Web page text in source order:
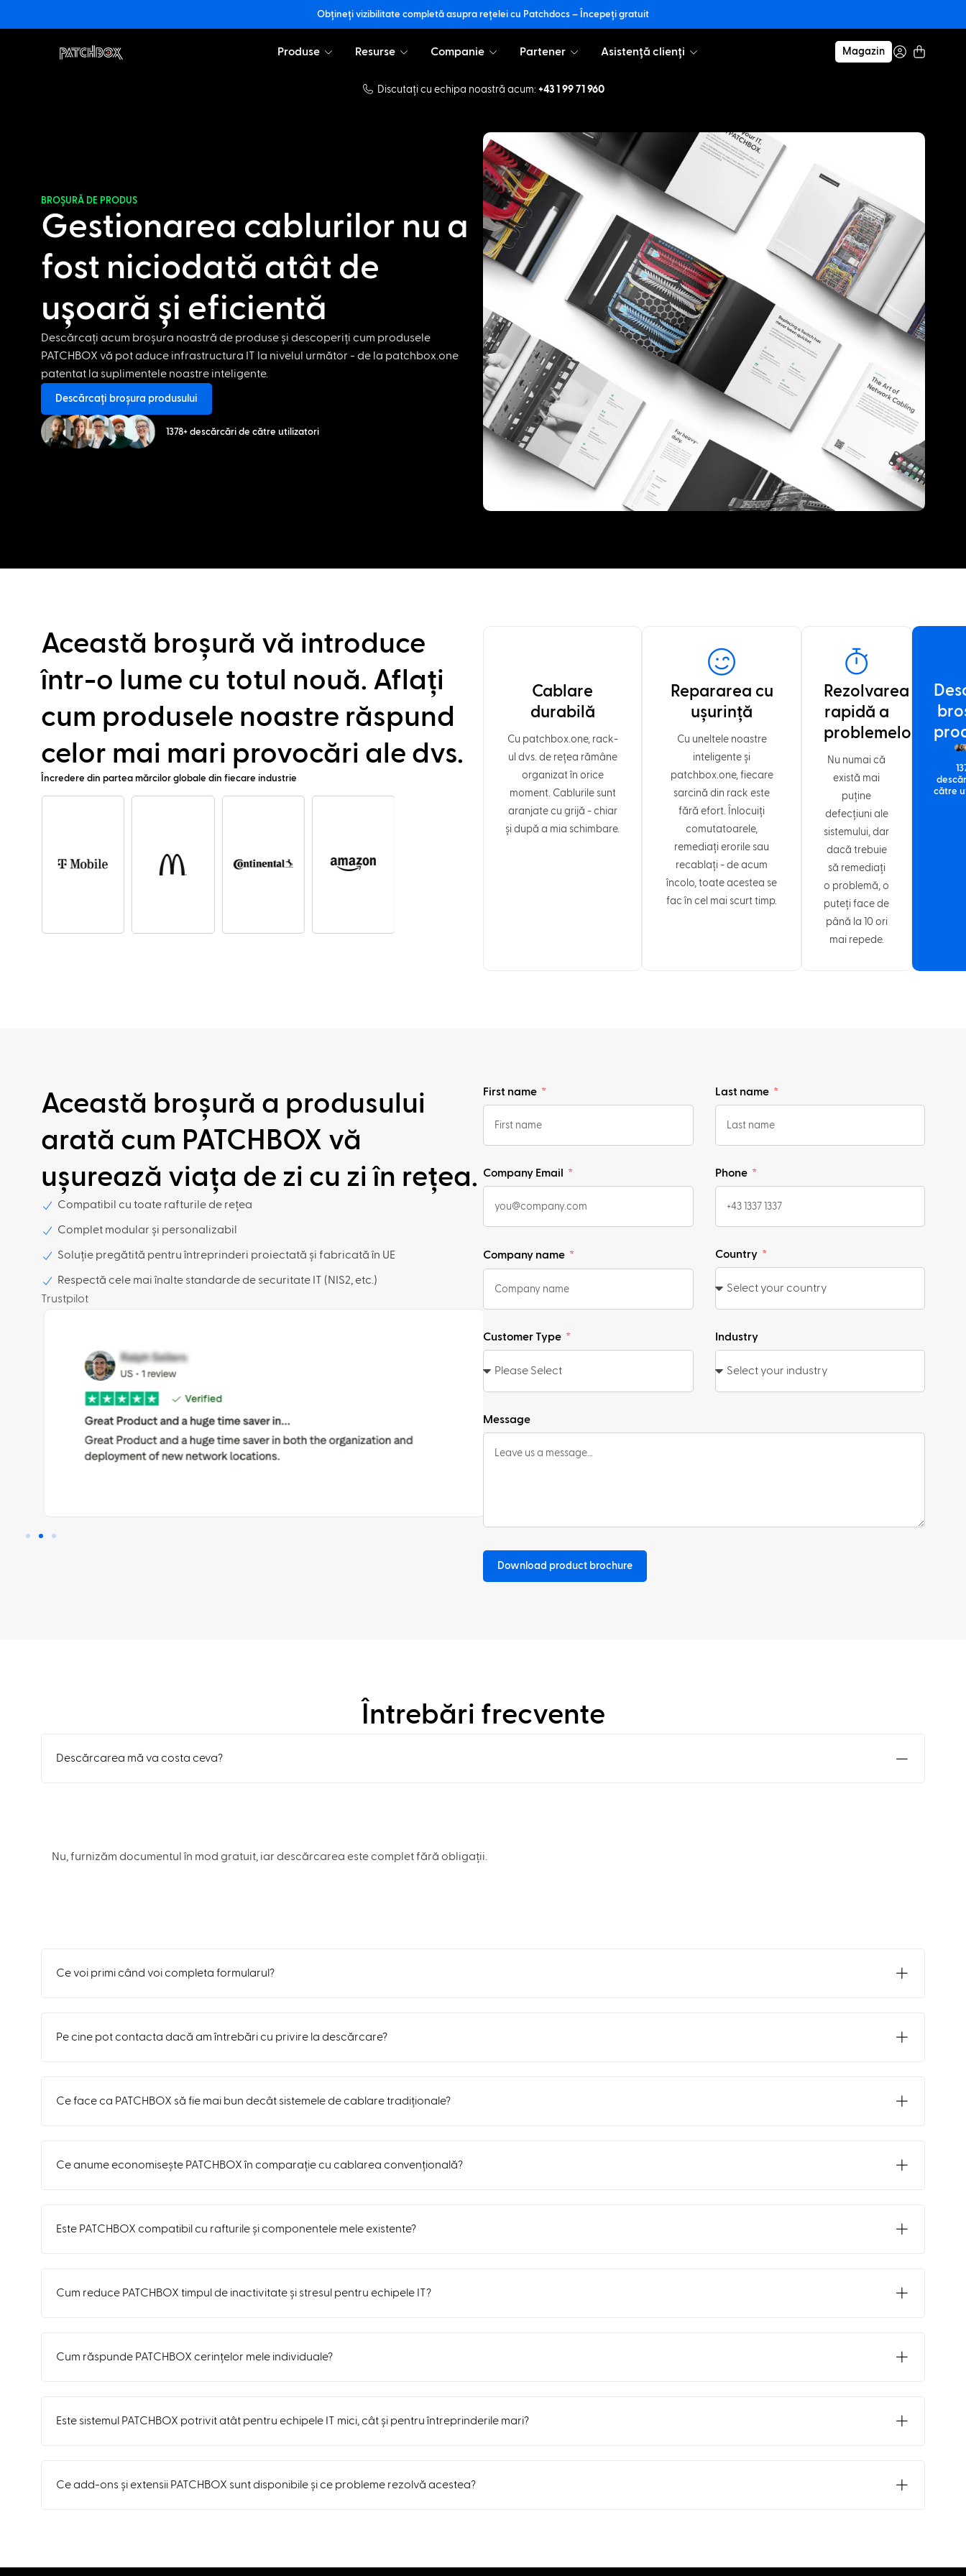
Obțineți vizibilitate completă asupra rețelei cu Patchdocs – Începeți gratuit
Produse Resurse Companie Partener Asistență clienți Magazin
Discutați cu echipa noastră acum: +43 1 99 71 960
BROȘURĂ DE PRODUS
Gestionarea cablurilor nu a
fost niciodată atât de
ușoară și eficientă
Descărcați acum broșura noastră de produse și descoperiți cum produsele
PATCHBOX vă pot aduce infrastructura IT la nivelul următor - de la patchbox.one
patentat la suplimentele noastre inteligente.
Descărcați broșura produsului
1378+ descărcări de către utilizatori
Această broșură vă introduce
într-o lume cu totul nouă. Aflați
cum produsele noastre răspund
celor mai mari provocări ale dvs.
Încredere din partea mărcilor globale din fiecare industrie
Cablare
durabilă
Cu patchbox.one, rack-
ul dvs. de rețea rămâne
organizat în orice
moment. Cablurile sunt
aranjate cu grijă - chiar
și după a mia schimbare.
Repararea cu
ușurință
Cu uneltele noastre
inteligente și
patchbox.one, fiecare
sarcină din rack este
fără efort. Înlocuiți
comutatoarele,
remediați erorile sau
recablați - de acum
încolo, toate acestea se
fac în cel mai scurt timp.
Rezolvarea
rapidă a
problemelor
Nu numai că
există mai
puține
defecțiuni ale
sistemului, dar
dacă trebuie
să remediați
o problemă, o
puteți face de
până la 10 ori
mai repede.
către
Această broșură a produsului
arată cum PATCHBOX vă
ușurează viața de zi cu zi în rețea.
Compatibil cu toate rafturile de rețea
Complet modular și personalizabil
Soluție pregătită pentru întreprinderi proiectată și fabricată în UE
Respectă cele mai înalte standarde de securitate IT (NIS2, etc.)
Trustpilot
First name Last name
Company Email Phone
Company name Country
Customer Type Industry
Message
Download product brochure
Întrebări frecvente
Descărcarea mă va costa ceva?
Nu, furnizăm documentul în mod gratuit, iar descărcarea este complet fără obligații.
Ce voi primi când voi completa formularul?
Pe cine pot contacta dacă am întrebări cu privire la descărcare?
Ce face ca PATCHBOX să fie mai bun decât sistemele de cablare tradiționale?
Ce anume economisește PATCHBOX în comparație cu cablarea convențională?
Este PATCHBOX compatibil cu rafturile și componentele mele existente?
Cum reduce PATCHBOX timpul de inactivitate și stresul pentru echipele IT?
Cum răspunde PATCHBOX cerințelor mele individuale?
Este sistemul PATCHBOX potrivit atât pentru echipele IT mici, cât și pentru întreprinderile mari?
Ce add-ons și extensii PATCHBOX sunt disponibile și ce probleme rezolvă acestea?